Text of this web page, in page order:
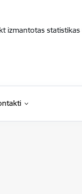
izmantotas